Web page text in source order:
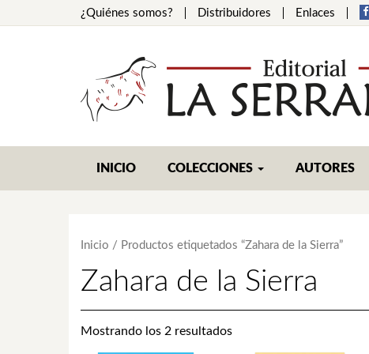
¿Quiénes somos? Distribuidores Enlaces
INICIO COLECCIONES AUTORES
Inicio / Productos etiquetados “Zahara de la Sierra”
Zahara de la Sierra
Mostrando los 2 resultados